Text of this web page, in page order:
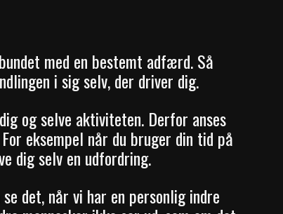
med en bestemt adfærd. Så
i sig selv, der driver dig.
og selve aktiviteten. Derfor anses
eksempel når du bruger din tid på
dig selv en udfordring.
det, når vi har en personlig indre